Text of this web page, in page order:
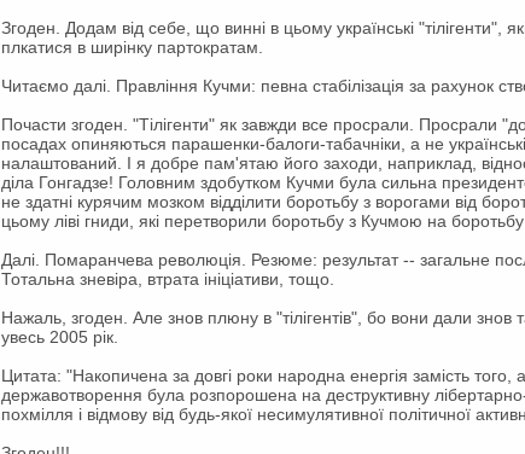
Згоден. Додам від себе, що винні в цьому українські
плкатися в ширінку партократам.
Читаємо далі. Правління Кучми: певна стабілізація за рахунок
Почасти згоден. "Тілігенти" як завжди все просрали. Просрали
посадах опиняються парашенки-балоги-табачніки, а не
налаштований. І я добре пам'ятаю його заходи, наприклад,
діла Гонгадзе! Головним здобутком Кучми була сильна
не здатні курячим мозком відділити боротьбу з ворогами від
цьому ліві гниди, які перетворили боротьбу з Кучмою на
Далі. Помаранчева революція. Резюме: результат -- загальне
Тотальна зневіра, втрата ініціативи, тощо.
Нажаль, згоден. Але знов плюну в "тілігентів", бо вони дали
увесь 2005 рік.
Цитата: "Накопичена за довгі роки народна енергія замість того,
державотворення була розпорошена на деструктивну
похмілля і відмову від будь-якої несимулятивної політичної